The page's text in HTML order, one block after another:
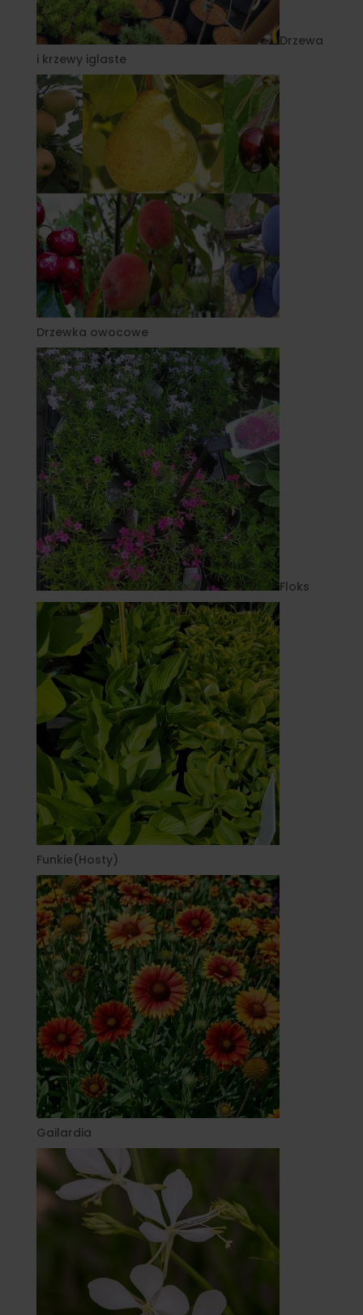
Drzewa
i krzewy iglaste
Drzewka owocowe
Floks
Funkie(Hosty)
Gailardia